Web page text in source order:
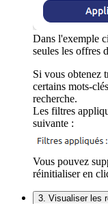
Dans l'exemple
seules les offres
Si vous obtenez
certains mots-
recherche.
Les filtres
suivante :
Vous pouvez
réinitialiser en
3. Visualiser les